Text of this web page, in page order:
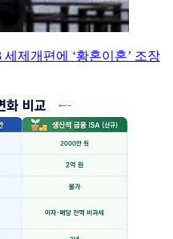
세제개편에 ‘황혼이혼’ 조장